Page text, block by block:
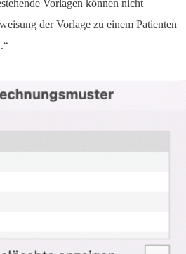
Vorlagen können nicht
der Vorlage zu einem Patienten